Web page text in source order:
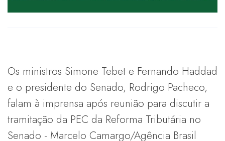
Os ministros Simone Tebet e Fernando Haddad
e o presidente do Senado, Rodrigo Pacheco,
falam à imprensa após reunião para discutir a
tramitação da PEC da Reforma Tributária no
Senado - Marcelo Camargo/Agência Brasil